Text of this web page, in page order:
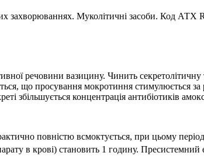
захворюваннях. Муколітичні засоби. Код АТХ
речовини вазицину. Чинить
що просування мокротиння стимулюється за
збільшується концентрація антибіотиків
повністю всмоктується, при цьому
в крові) становить 1 годину.